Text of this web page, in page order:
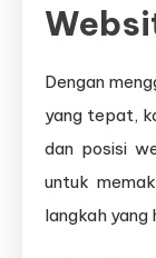
Dengan
yang tepat,
dan posisi
untuk
langkah yang